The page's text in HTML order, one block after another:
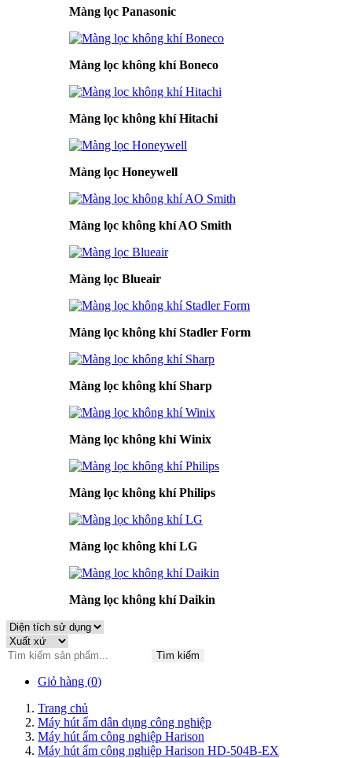
Màng lọc Panasonic
Màng lọc không khí Boneco
Màng lọc không khí Hitachi
Màng lọc Honeywell
Màng lọc không khí AO Smith
Màng lọc Blueair
Màng lọc không khí Stadler Form
Màng lọc không khí Sharp
Màng lọc không khí Winix
Màng lọc không khí Philips
Màng lọc không khí LG
Màng lọc không khí Daikin
Tìm kiếm
Giỏ hàng (0)
Trang chủ
Máy hút ẩm dân dụng công nghiệp
Máy hút ẩm công nghiệp Harison
Máy hút ẩm công nghiệp Harison HD-504B-EX